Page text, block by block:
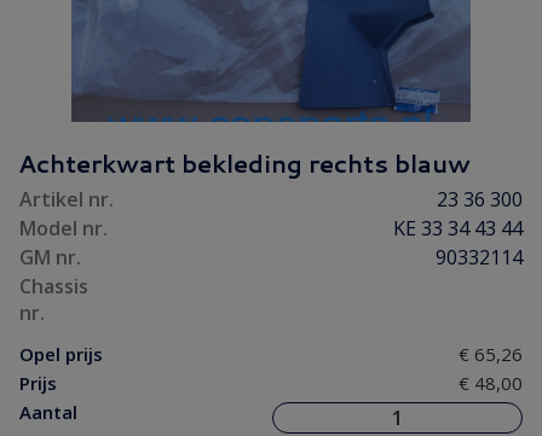
Achterkwart bekleding rechts blauw
Artikel nr.
23 36 300
Model nr.
KE 33 34 43 44
GM nr.
90332114
Chassis
nr.
Opel prijs
€ 65,26
Prijs
€ 48,00
Aantal